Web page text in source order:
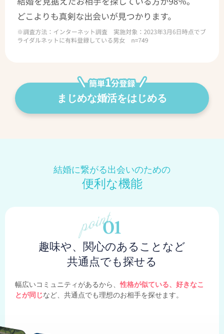
まじめな婚活をはじめる
結婚に繋がる出会いのための
便利な機能
趣味や、関心のあることなど
共通点でも探せる
幅広いコミュニティがあるから、性格が似ている、好きなこ
とが同じなど、共通点でも理想のお相手を探せます。